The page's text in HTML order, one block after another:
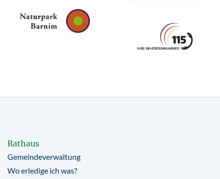
Rathaus
Gemeindeverwaltung
Wo erledige ich was?